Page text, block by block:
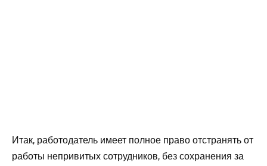
Итак, работодатель имеет полное право отстранять от
работы непривитых сотрудников, без сохранения за